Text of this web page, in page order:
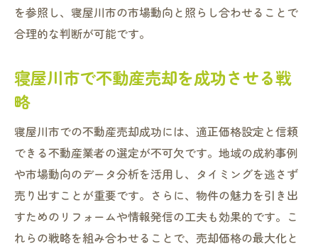
を参照し、寝屋川市の市場動向と照らし合わせることで
合理的な判断が可能です。
寝屋川市で不動産売却を成功させる戦
略
寝屋川市での不動産売却成功には、適正価格設定と信頼
できる不動産業者の選定が不可欠です。地域の成約事例
や市場動向のデータ分析を活用し、タイミングを逃さず
売り出すことが重要です。さらに、物件の魅力を引き出
すためのリフォームや情報発信の工夫も効果的です。こ
れらの戦略を組み合わせることで、売却価格の最大化と